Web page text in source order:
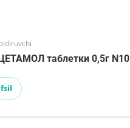
таблетки 0,5г N10